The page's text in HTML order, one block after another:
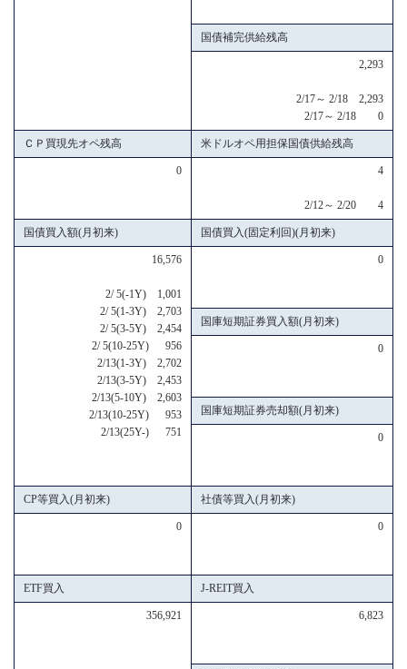
国債補完供給残高
2,293
2/17～ 2/18 2,293
2/17～ 2/18 0
ＣＰ買現先オペ残高 米ドルオペ用担保国債供給残高
0 4
2/12～ 2/20 4
国債買入額(月初来) 国債買入(固定利回)(月初来)
16,576
2/ 5(-1Y) 1,001
2/ 5(1-3Y) 2,703
2/ 5(3-5Y) 2,454
2/ 5(10-25Y) 956
2/13(1-3Y) 2,702
2/13(3-5Y) 2,453
2/13(5-10Y) 2,603
2/13(10-25Y) 953
2/13(25Y-) 751
0
国庫短期証券買入額(月初来)
0
国庫短期証券売却額(月初来)
0
CP等買入(月初来) 社債等買入(月初来)
0 0
ETF買入 J-REIT買入
356,921 6,823